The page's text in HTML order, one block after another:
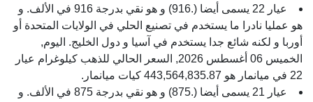
عيار 22 يسمى أيضا (.916) و هو نقي بدرجة 916 في الألف. و
هو عمليا نادرا ما يستخدم في تصنيع الحلي في الولايات المتحدة أو
أوربا و لكنه شائع جدا يستخدم في آسيا و دول الخليج. اليوم,
الخميس 06 أغسطس 2026, السعر الحالي للذهب كيلوغرام عيار
22 في ميانمار هو 443,564,835.87 كيات ميانمار.
عيار 21 يسمى أيضا (.875) و هو نقي بدرجة 875 في الألف. و